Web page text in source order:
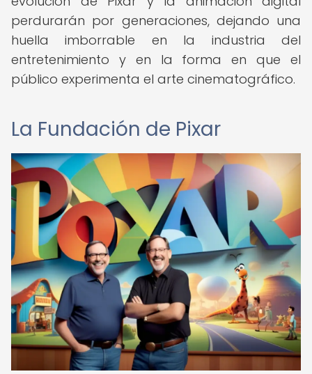
perdurarán por generaciones, dejando una
huella imborrable en la industria del
entretenimiento y en la forma en que el
público experimenta el arte cinematográfico.
La Fundación de Pixar